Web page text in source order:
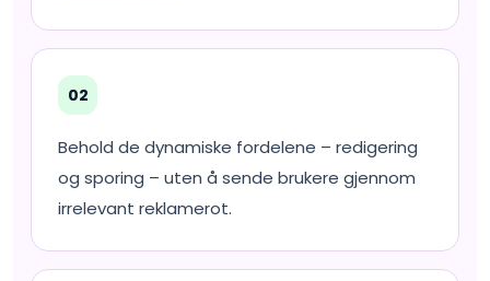
02
Behold de dynamiske fordelene – redigering
og sporing – uten å sende brukere gjennom
irrelevant reklamerot.